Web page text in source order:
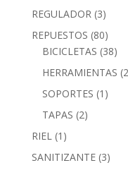
REGULADOR (3)
REPUESTOS (80)
BICICLETAS (38)
HERRAMIENTAS
SOPORTES (1)
TAPAS (2)
RIEL (1)
SANITIZANTE (3)